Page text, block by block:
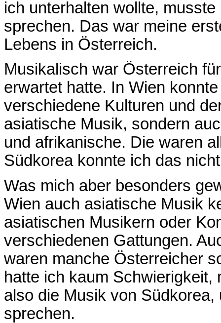
ich unterhalten wollte,
sprechen. Das war meine
Lebens in Österreich.
Musikalisch war Österreich
erwartet hatte. In Wien
verschiedene Kulturen und
asiatische Musik, sondern
und afrikanische. Die waren
Südkorea konnte ich das
Was mich aber besonders
Wien auch asiatische Musik
asiatischen Musikern oder
verschiedenen Gattungen.
waren manche Österreicher
hatte ich kaum
also die Musik von
sprechen.